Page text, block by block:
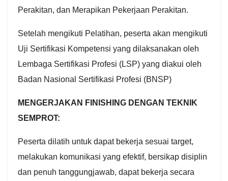
Perakitan, dan Merapikan Pekerjaan Perakitan.
Setelah mengikuti Pelatihan, peserta akan mengikuti
Uji Sertifikasi Kompetensi yang dilaksanakan oleh
Lembaga Sertifikasi Profesi (LSP) yang diakui oleh
Badan Nasional Sertifikasi Profesi (BNSP)
MENGERJAKAN FINISHING DENGAN TEKNIK
SEMPROT:
Peserta dilatih untuk dapat bekerja sesuai target,
melakukan komunikasi yang efektif, bersikap disiplin
dan penuh tanggungjawab, dapat bekerja secara